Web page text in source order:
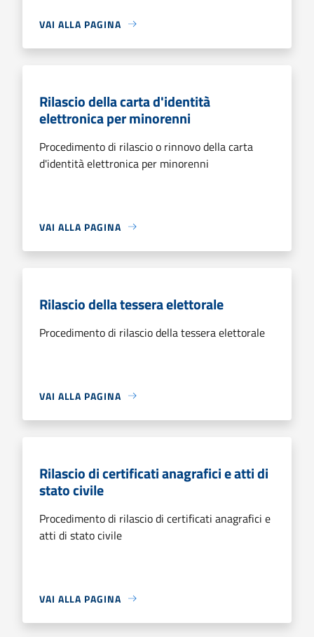
VAI ALLA PAGINA
Rilascio della carta d'identità
elettronica per minorenni
Procedimento di rilascio o rinnovo della carta
d'identità elettronica per minorenni
VAI ALLA PAGINA
Rilascio della tessera elettorale
Procedimento di rilascio della tessera elettorale
VAI ALLA PAGINA
Rilascio di certificati anagrafici e atti di
stato civile
Procedimento di rilascio di certificati anagrafici e
atti di stato civile
VAI ALLA PAGINA